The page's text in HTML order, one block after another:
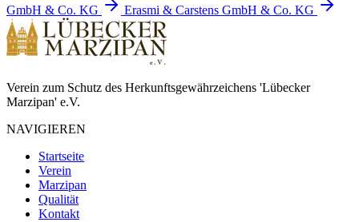
GmbH & Co. KG
Erasmi & Carstens GmbH & Co. KG
Verein zum Schutz des Herkunftsgewährzeichens 'Lübecker
Marzipan' e.V.
NAVIGIEREN
Startseite
Verein
Marzipan
Qualität
Kontakt